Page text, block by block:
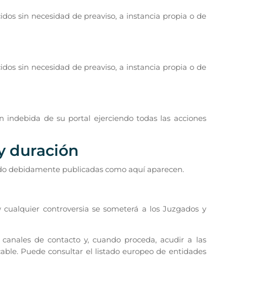
sin necesidad de preaviso, a instancia propia o de
sin necesidad de preaviso, a instancia propia o de
de su portal ejerciendo todas las acciones
duración
debidamente publicadas como aquí aparecen.
controversia se someterá a los Juzgados y
de contacto y, cuando proceda, acudir a las
Puede consultar el listado europeo de entidades